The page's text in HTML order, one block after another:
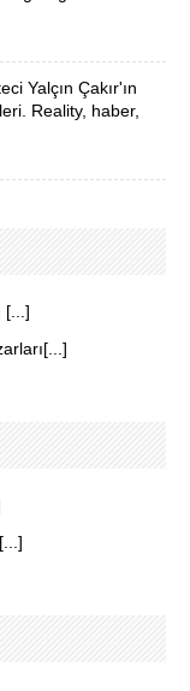
Yalçın Çakır'ın
Reality, haber,
[...]